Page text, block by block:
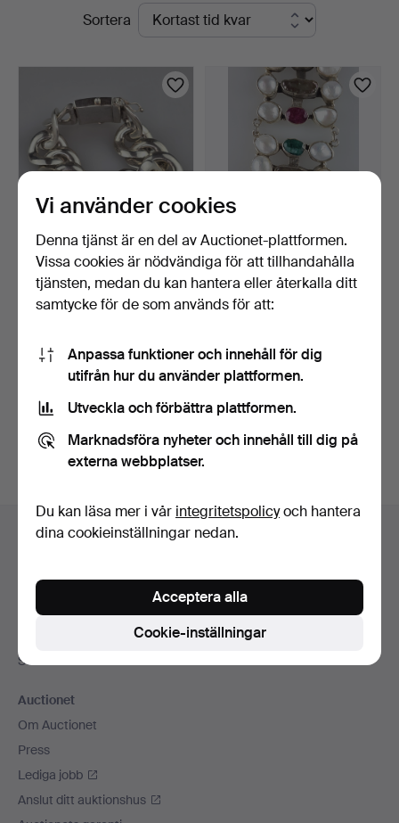
PågåendeSortera
Vintage-ARMBAND i silver -
sterlingsilver,…
Silverarmband med sten-
och pärldekor - st…
3 dagar
Bevaka sökning
Du kan också söka i vårt arkiv med avslutade auktioner
Sidfotsnavigation
Hjälp och kontakt
Alla auktionshus
Betalningsalternativ
Sociala medier
Auctionet
Om Auctionet
Press
Lediga jobb
Anslut ditt auktionshus
Vi använder cookies
Denna tjänst är en del av Auctionet-plattformen.
Vissa cookies är nödvändiga för att tillhandahålla
tjänsten, medan du kan hantera eller återkalla ditt
samtycke för de som används för att:
Anpassa funktioner och innehåll för dig
utifrån hur du använder plattformen.
Utveckla och förbättra plattformen.
Marknadsföra nyheter och innehåll till dig på
externa webbplatser.
Du kan läsa mer i vår integritetspolicyoch hantera
dina cookieinställningar nedan.
Cookie-inställningar
Acceptera alla